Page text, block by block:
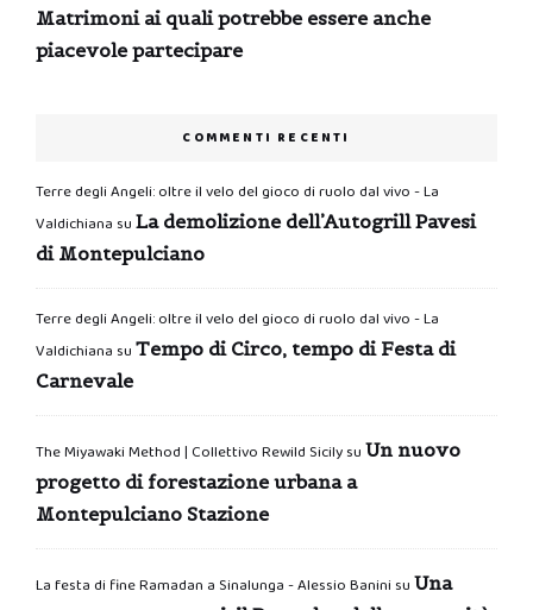
Matrimoni ai quali potrebbe essere anche
piacevole partecipare
COMMENTI RECENTI
Terre degli Angeli: oltre il velo del gioco di ruolo dal vivo - La
Valdichiana su La demolizione dell’Autogrill Pavesi
di Montepulciano
Terre degli Angeli: oltre il velo del gioco di ruolo dal vivo - La
Valdichiana su Tempo di Circo, tempo di Festa di
Carnevale
The Miyawaki Method | Collettivo Rewild Sicilysu Un nuovo
progetto di forestazione urbana a
Montepulciano Stazione
La festa di fine Ramadan a Sinalunga - Alessio Banini su Una